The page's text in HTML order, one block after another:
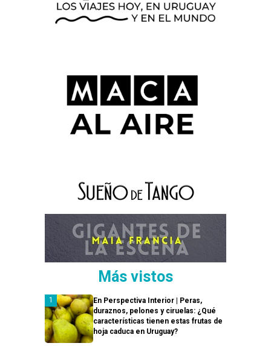
Más vistos
En Perspectiva Interior | Peras,
duraznos, pelones y ciruelas: ¿Qué
características tienen estas frutas de
hoja caduca en Uruguay?